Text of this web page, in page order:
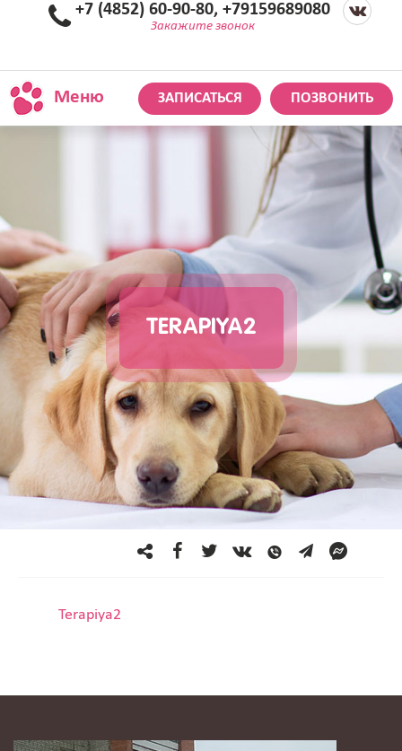
+7 (4852) 60-90-80, +79159689080
Закажите звонок
Меню ЗАПИСАТЬСЯ ПОЗВОНИТЬ
TERAPIYA2
Terapiya2